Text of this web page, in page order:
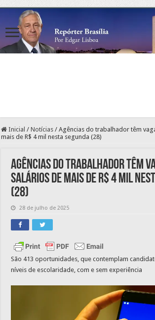
Inicial / Notícias / Agências do trabalhador têm
mais de R$ 4 mil nesta segunda (28)
Agências do trabalhador têm
salários de mais de R$ 4 mil
(28)
28 de julho de 2025
São 413 oportunidades, que contemplam
níveis de escolaridade, com e sem experiência